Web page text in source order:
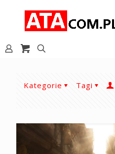
Kategorie Tagi